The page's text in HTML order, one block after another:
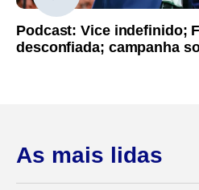
Podcast: Vice indefinido;
desconfiada; campanha
As mais lidas